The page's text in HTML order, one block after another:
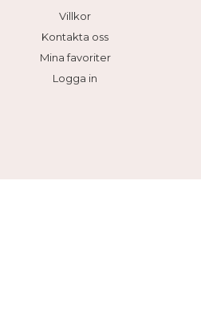
Villkor
Kontakta oss
Mina favoriter
Logga in